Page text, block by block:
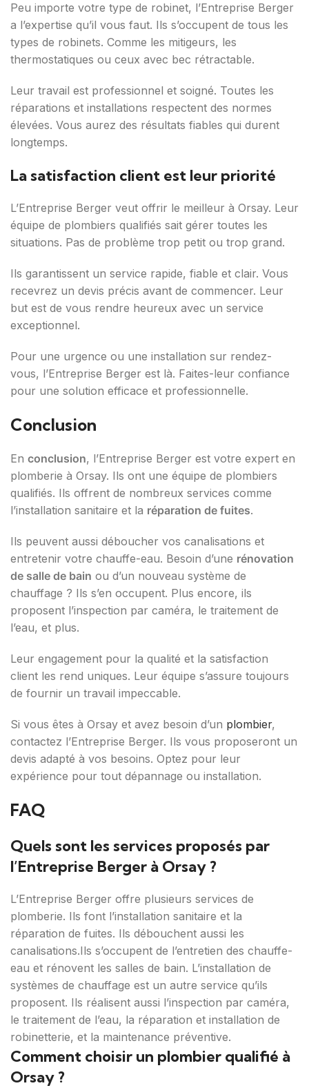
Peu importe votre type de robinet, l’Entreprise Berger
a l’expertise qu’il vous faut. Ils s’occupent de tous les
types de robinets. Comme les mitigeurs, les
thermostatiques ou ceux avec bec rétractable.
Leur travail est professionnel et soigné. Toutes les
réparations et installations respectent des normes
élevées. Vous aurez des résultats fiables qui durent
longtemps.
La satisfaction client est leur priorité
L’Entreprise Berger veut offrir le meilleur à Orsay. Leur
équipe de plombiers qualifiés sait gérer toutes les
situations. Pas de problème trop petit ou trop grand.
Ils garantissent un service rapide, fiable et clair. Vous
recevrez un devis précis avant de commencer. Leur
but est de vous rendre heureux avec un service
exceptionnel.
Pour une urgence ou une installation sur rendez-
vous, l’Entreprise Berger est là. Faites-leur confiance
pour une solution efficace et professionnelle.
Conclusion
En conclusion, l’Entreprise Berger est votre expert en
plomberie à Orsay. Ils ont une équipe de plombiers
qualifiés. Ils offrent de nombreux services comme
l’installation sanitaire et la réparation de fuites.
Ils peuvent aussi déboucher vos canalisations et
entretenir votre chauffe-eau. Besoin d’une rénovation
de salle de bain ou d’un nouveau système de
chauffage ? Ils s’en occupent. Plus encore, ils
proposent l’inspection par caméra, le traitement de
l’eau, et plus.
Leur engagement pour la qualité et la satisfaction
client les rend uniques. Leur équipe s’assure toujours
de fournir un travail impeccable.
Si vous êtes à Orsay et avez besoin d’un plombier,
contactez l’Entreprise Berger. Ils vous proposeront un
devis adapté à vos besoins. Optez pour leur
expérience pour tout dépannage ou installation.
FAQ
Quels sont les services proposés par
l’Entreprise Berger à Orsay ?
L’Entreprise Berger offre plusieurs services de
plomberie. Ils font l’installation sanitaire et la
réparation de fuites. Ils débouchent aussi les
canalisations.Ils s’occupent de l’entretien des chauffe-
eau et rénovent les salles de bain. L’installation de
systèmes de chauffage est un autre service qu’ils
proposent. Ils réalisent aussi l’inspection par caméra,
le traitement de l’eau, la réparation et installation de
robinetterie, et la maintenance préventive.
Comment choisir un plombier qualifié à
Orsay ?